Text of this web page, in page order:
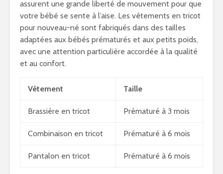
assurent une grande liberté de mouvement pour que
votre bébé se sente à l’aise. Les vêtements en tricot
pour nouveau-né sont fabriqués dans des tailles
adaptées aux bébés prématurés et aux petits poids,
avec une attention particulière accordée à la qualité
et au confort.
Vêtement Taille
Brassière en tricot Prématuré à 3 mois
Combinaison en tricot Prématuré à 6 mois
Pantalon en tricot Prématuré à 6 mois